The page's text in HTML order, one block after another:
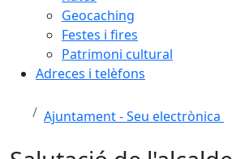
Geocaching
Festes i fires
Patrimoni cultural
Adreces i telèfons
Ajuntament - Seu electrònica